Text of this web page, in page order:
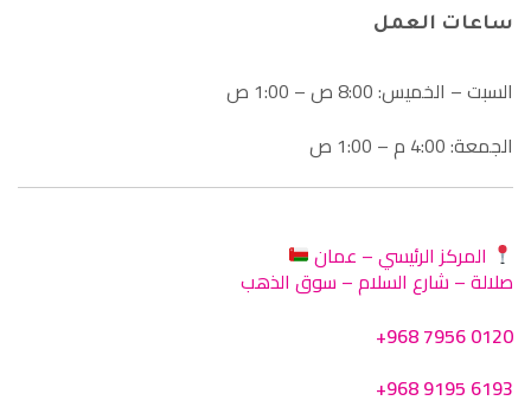
ساعات العمل
السبت – الخميس: 8:00 ص – 1:00 ص
الجمعة: 4:00 م – 1:00 ص
المركز الرئيسي – عمان
صلالة – شارع السلام – سوق الذهب
+968 7956 0120
+968 9195 6193